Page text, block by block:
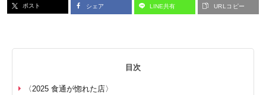
ポスト シェア LINE共有 URLコピー
目次
〈2025 食通が惚れた店〉